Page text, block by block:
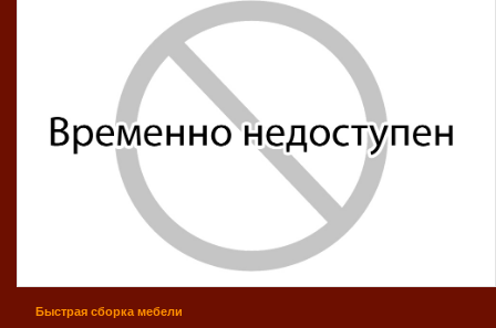
Быстрая сборка мебели